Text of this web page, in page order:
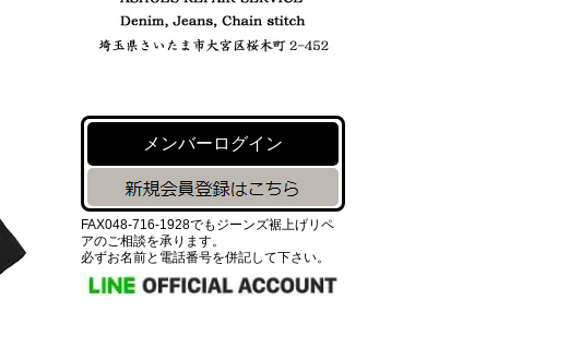
メンバーログイン
FAX048-716-1928でもジーンズ裾上げリペ
アのご相談を承ります。
必ずお名前と電話番号を併記して下さい。